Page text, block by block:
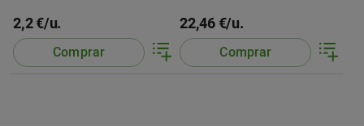
2,2 €/u.
Comprar
22,46 €/u.
Comprar